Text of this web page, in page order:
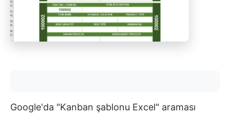
Google'da "Kanban şablonu Excel" araması